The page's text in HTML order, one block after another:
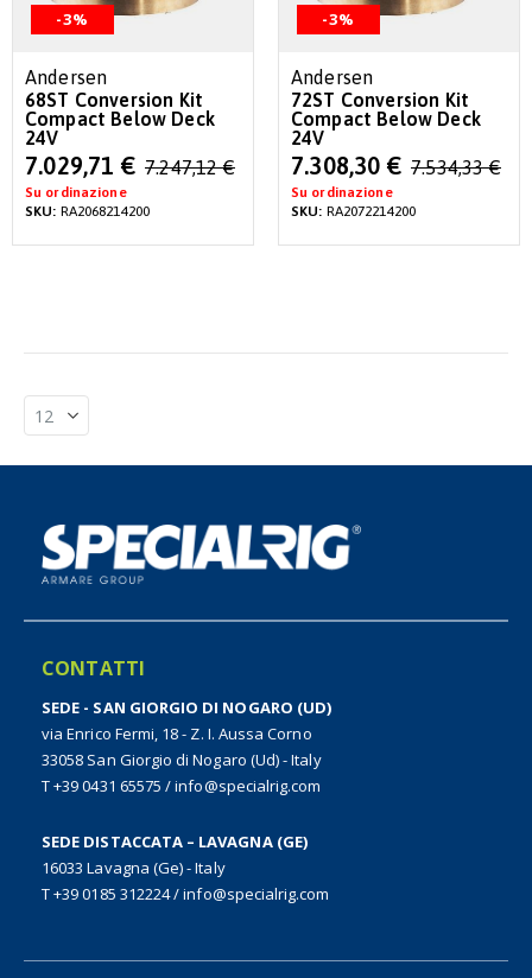
-3%
Andersen
68ST Conversion Kit
Compact Below Deck
24V
Special
Price
7.029,71 € 7.247,12 €
Su ordinazione
SKU: RA2068214200
-3%
Andersen
72ST Conversion Kit
Compact Below Deck
24V
Special
Price
7.308,30 € 7.534,33 €
Su ordinazione
SKU: RA2072214200
CONTATTI
SEDE - SAN GIORGIO DI NOGARO (UD)
via Enrico Fermi, 18 - Z. I. Aussa Corno
33058 San Giorgio di Nogaro (Ud) - Italy
T +39 0431 65575 /info@specialrig.com
SEDE DISTACCATA – LAVAGNA (GE)
16033 Lavagna (Ge) - Italy
T +39 0185 312224/info@specialrig.com